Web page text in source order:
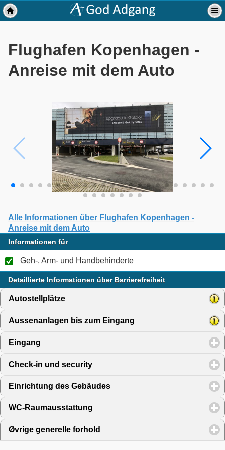
Flughafen Kopenhagen -
Anreise mit dem Auto
Alle Informationen über Flughafen Kopenhagen -
Anreise mit dem Auto
Informationen für
Geh-, Arm- und Handbehinderte
Detaillierte Informationen über Barrierefreiheit
Autostellplätze
Aussenanlagen bis zum Eingang click to expand
Eingang
Check-in und security
Einrichtung des Gebäudes
WC-Raumausstattung
Øvrige generelle forhold